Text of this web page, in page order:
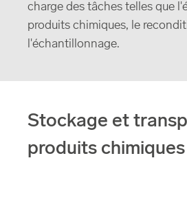
charge des tâches telles que
produits chimiques, le
l'échantillonnage.
Stockage et
produits chimiques